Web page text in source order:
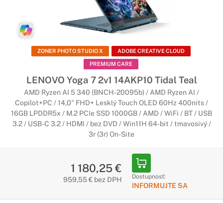
ZONER PHOTO STUDIO X ADOBE CREATIVE CLOUD
PREMIUM CARE
LENOVO Yoga 7 2v1 14AKP10 Tidal Teal
AMD Ryzen AI 5 340 (BNCH-20095b) / AMD Ryzen AI /
Copilot+PC / 14,0" FHD+ Lesklý Touch OLED 60Hz 400nits /
16GB LPDDR5x / M.2 PCIe SSD 1000GB / AMD / WiFi / BT / USB
3.2 / USB-C 3.2 / HDMI / bez DVD / Win11H 64-bit / tmavosivý /
3r (3r) On-Site
1 180,25 €
959,55 € bez DPH Dostupnosť:
INFORMUJTE SA